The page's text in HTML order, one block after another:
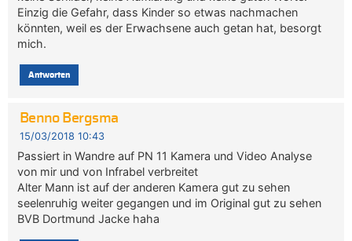
Einzig die Gefahr, dass Kinder so etwas nachmachen
könnten, weil es der Erwachsene auch getan hat, besorgt
mich.
Antworten
Benno Bergsma
15/03/2018 10:43
Passiert in Wandre auf PN 11 Kamera und Video Analyse
von mir und von Infrabel verbreitet
Alter Mann ist auf der anderen Kamera gut zu sehen
seelenruhig weiter gegangen und im Original gut zu sehen
BVB Dortmund Jacke haha